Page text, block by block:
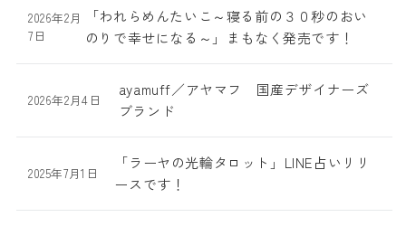
2026年2月
7日
「われらめんたいこ～寝る前の３０秒のおい
のりで幸せになる～」まもなく発売です！
2026年2月4日
ayamuff／アヤマフ 国産デザイナーズ
ブランド
2025年7月1日
「ラーヤの光輪タロット」LINE占いリリ
ースです！